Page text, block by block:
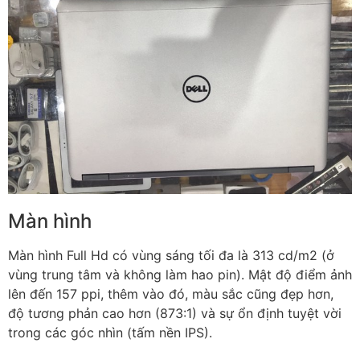
Màn hình
Màn hình Full Hd có vùng sáng tối đa là 313 cd/m2 (ở
vùng trung tâm và không làm hao pin). Mật độ điểm ảnh
lên đến 157 ppi, thêm vào đó, màu sắc cũng đẹp hơn,
độ tương phản cao hơn (873:1) và sự ổn định tuyệt vời
trong các góc nhìn (tấm nền IPS).